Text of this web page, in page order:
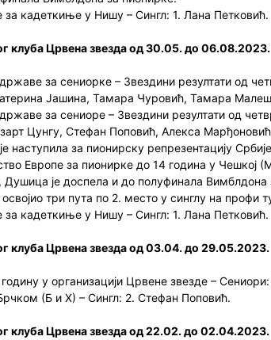
кадеткиње у Нишу – Сингл: 1. Лана Петковић.
клуба Црвена звезда од 30.05. до 06.08.2023.
за сениорке – Звездини резултати од
Јашина, Тамара Чуровић, Тамара
за сениоре – Звездини резултати од
Цунгу, Стефан Поповић, Алекса
наступила за пионирску репрезентацију
Европе за пионирке до 14 година у
Душица је доспела и до полуфинала Вимблдона
три пута по 2. место у синглу на
кадеткиње у Нишу – Сингл: 1. Лана Петковић.
клуба Црвена звезда од 03.04. до 29.05.2023.
у организацији Црвене звезде –
(Б и Х) – Сингл: 2. Стефан Поповић.
клуба Црвена звезда од 22.02. до 02.04.2023.